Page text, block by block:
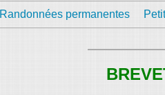
Randonnées permanentes